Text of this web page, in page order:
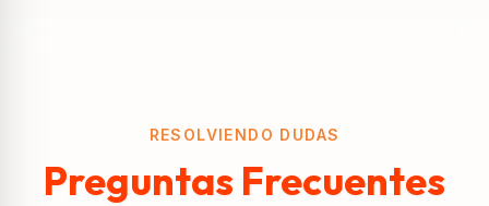
RESOLVIENDO DUDAS
Preguntas Frecuentes